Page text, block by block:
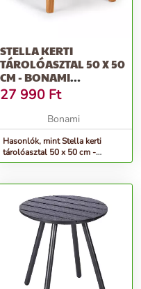
STELLA KERTI
TÁROLÓASZTAL 50 X 50
CM - BONAMI
SELECTION
27 990 Ft
Bonami
Hasonlók, mint Stella kerti
tárolóasztal 50 x 50 cm -
Bonami Selection